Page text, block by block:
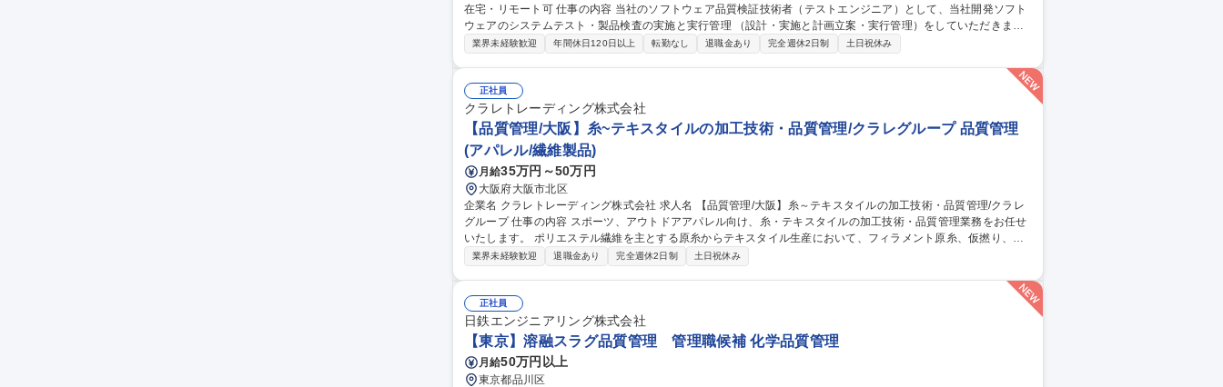
在宅・リモート可 仕事の内容 当社のソフトウェア品質検証技術者（テストエンジニア）として、当社開発ソフト
ウェアのシステムテスト・製品検査の実施と実行管理 （設計・実施と計画立案・実行管理）をしていただきま
す。 【業務詳細】品質・効率（ex. テスト自動化）の向上や、今後のCloud/AI/IoT/DevOps時代のテスト・品質保
【自社開発ソフトウェアの品質保証】富士フイルムグループ/在宅・リモート可
業界未経験歓迎 年間休日120日以上 転勤なし 退職金あり 完全週休2日制 土日祝休み
正社員
クラレトレーディング株式会社
【品質管理/大阪】糸~テキスタイルの加工技術・品質管理/クラレグループ 品質管理
(アパレル/繊維製品)
月給35万円～50万円
大阪府大阪市北区
企業名 クラレトレーディング株式会社 求人名 【品質管理/大阪】糸～テキスタイルの加工技術・品質管理/クラレ
グループ 仕事の内容 スポーツ、アウトドアアパレル向け、糸・テキスタイルの加工技術・品質管理業務をお任せ
いたします。 ポリエステル繊維を主とする原糸からテキスタイル生産において、フィラメント原糸、仮撚り、紡
績、織、編、染などの協力外注工場と連携し、加工技術対応や品質管理に従事。 ■出張：主に国内 3回前後/月。海
業界未経験歓迎 退職金あり 完全週休2日制 土日祝休み
正社員
日鉄エンジニアリング株式会社
【東京】溶融スラグ品質管理 管理職候補 化学品質管理
月給50万円以上
東京都品川区